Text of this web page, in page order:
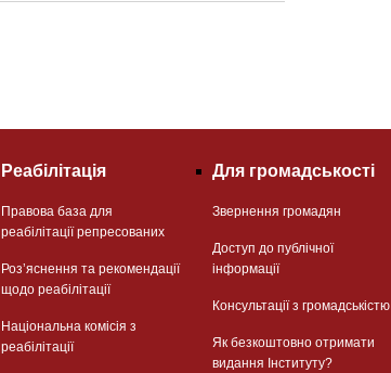
Реабілітація
Правова база для
реабілітації репресованих
Розʼяснення та рекомендації
щодо реабілітації
Національна комісія з
реабілітації
Для громадськості
Звернення громадян
Доступ до публічної
інформації
Консультації з громадськістю
Як безкоштовно отримати
видання Інституту?